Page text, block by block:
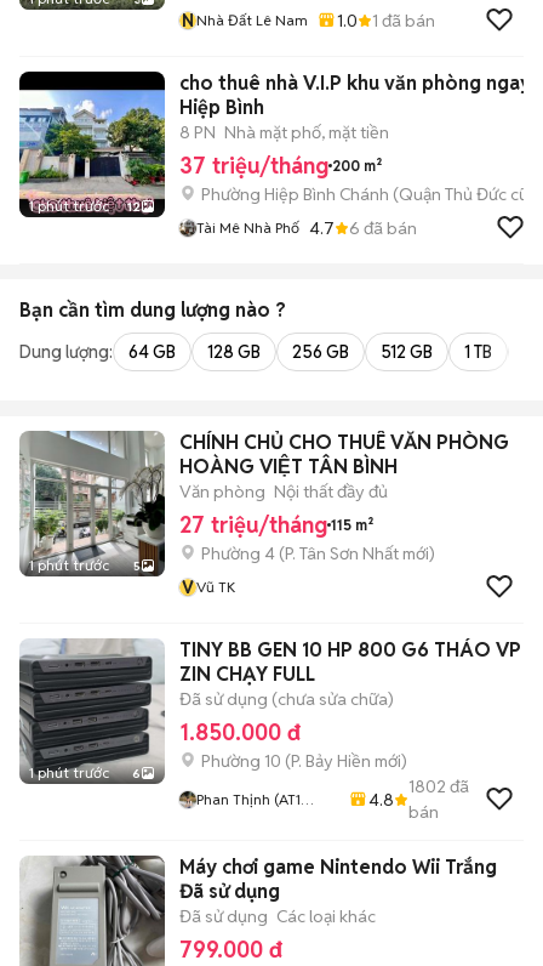
NNhà Đất Lê Nam 1.0 1 đã bán
1 phút trước 12
cho thuê nhà V.I.P khu văn phòng ngay
Hiệp Bình
8 PN Nhà mặt phố, mặt tiền
37 triệu/tháng 200 m²
Phường Hiệp Bình Chánh (Quận Thủ Đức cũ)
Tài Mê Nhà Phố 4.7 6 đã bán
Bạn cần tìm dung lượng nào ?
Dung lượng: 64 GB 128 GB 256 GB 512 GB 1 TB
1 phút trước 5
CHÍNH CHỦ CHO THUÊ VĂN PHÒNG
HOÀNG VIỆT TÂN BÌNH
Văn phòng Nội thất đầy đủ
27 triệu/tháng 115 m²
Phường 4 (P. Tân Sơn Nhất mới)
VVũ TK
1 phút trước 6
TINY BB GEN 10 HP 800 G6 THÁO VP
ZIN CHẠY FULL
Đã sử dụng (chưa sửa chữa)
1.850.000 đ
Phường 10 (P. Bảy Hiền mới)
Phan Thịnh (AT1
4.8
1802 đã
bán
Máy chơi game Nintendo Wii Trắng
Đã sử dụng
Đã sử dụng Các loại khác
799.000 đ